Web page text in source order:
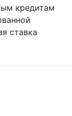
кредитам
ставка